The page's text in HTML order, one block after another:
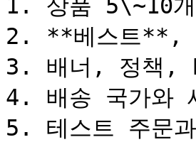
1. 상품 5\~10
2. **베스트**,
3. 배너, 정책,
4. 배송 국가와
5. 테스트 주문